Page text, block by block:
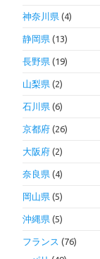
神奈川県 (4)
静岡県 (13)
長野県 (19)
山梨県 (2)
石川県 (6)
京都府 (26)
大阪府 (2)
奈良県 (4)
岡山県 (5)
沖縄県 (5)
フランス (76)